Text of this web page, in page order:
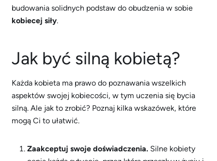
budowania solidnych podstaw do obudzenia w sobie
kobiecej siły.
Jak być silną kobietą?
Każda kobieta ma prawo do poznawania wszelkich
aspektów swojej kobiecości, w tym uczenia się bycia
silną. Ale jak to zrobić? Poznaj kilka wskazówek, które
mogą Ci to ułatwić.
Zaakceptuj swoje doświadczenia. Silne kobiety